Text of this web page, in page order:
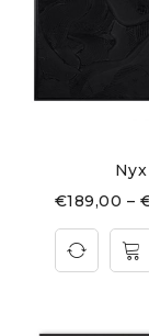
Nyx
€189,00 –